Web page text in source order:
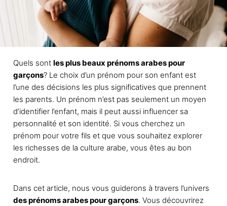
Quels sont les plus beaux prénoms arabes pour
garçons? Le choix d’un prénom pour son enfant est
l’une des décisions les plus significatives que prennent
les parents. Un prénom n’est pas seulement un moyen
d’identifier l’enfant, mais il peut aussi influencer sa
personnalité et son identité. Si vous cherchez un
prénom pour votre fils et que vous souhaitez explorer
les richesses de la culture arabe, vous êtes au bon
endroit.
Dans cet article, nous vous guiderons à travers l’univers
des prénoms arabes pour garçons. Vous découvrirez